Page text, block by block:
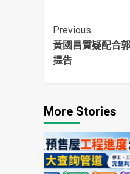
Continue
Reading
Previous
黃國昌質疑配合
提告
More Stories